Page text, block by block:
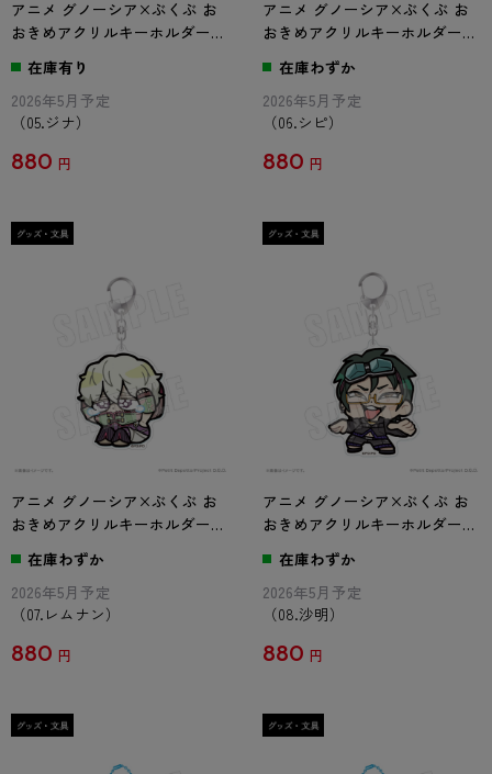
アニメ グノーシア×ぶくぶ お
おきめアクリルキーホルダー
05.ジナ
在庫有り
2026年5月予定
（05.ジナ）
880 円
アニメ グノーシア×ぶくぶ お
おきめアクリルキーホルダー
06.シピ
在庫わずか
2026年5月予定
（06.シピ）
880 円
アニメ グノーシア×ぶくぶ お
おきめアクリルキーホルダー
07.レムナン
在庫わずか
2026年5月予定
（07.レムナン）
880 円
アニメ グノーシア×ぶくぶ お
おきめアクリルキーホルダー
08.沙明
在庫わずか
2026年5月予定
（08.沙明）
880 円